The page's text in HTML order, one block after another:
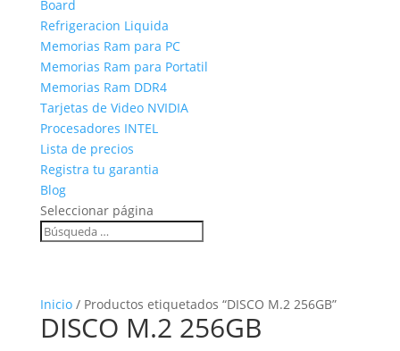
Board
Refrigeracion Liquida
Memorias Ram para PC
Memorias Ram para Portatil
Memorias Ram DDR4
Tarjetas de Video NVIDIA
Procesadores INTEL
Lista de precios
Registra tu garantia
Blog
Seleccionar página
Inicio/ Productos etiquetados “DISCO‎ M.2‎ 256GB”
DISCO‎ M.2‎ 256GB